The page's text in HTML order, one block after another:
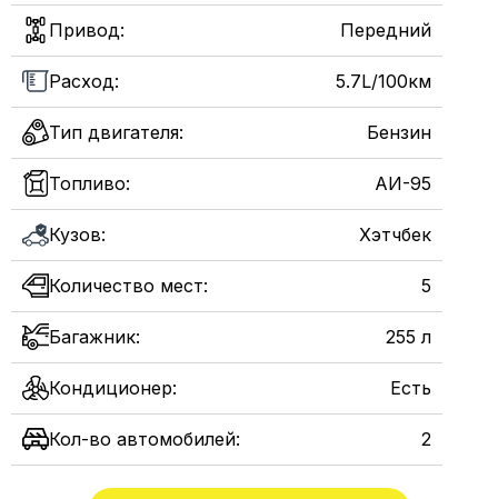
Привод: Передний
Расход: 5.7L/100км
Тип двигателя: Бензин
Топливо: AИ-95
Кузов: Хэтчбек
Количество мест: 5
Багажник: 255 л
Кондиционер: Есть
Кол-во автомобилей: 2